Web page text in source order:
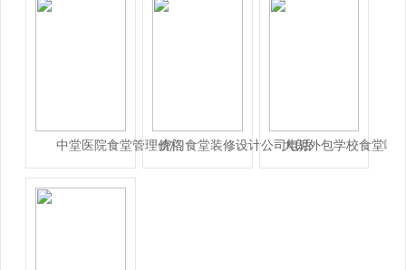
中堂医院食堂管理价格虎门食堂装修设计公司电话大朗外包学校食堂哪